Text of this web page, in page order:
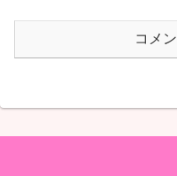
コメ